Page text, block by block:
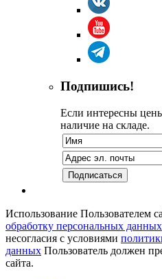
Подпишись!
Если интересны
наличие на складе.
Использование Пользователем
обработку персональных данных
несогласия с условиями
данных Пользователь должен
сайта.